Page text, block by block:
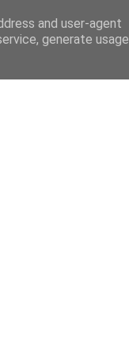
and user-agent
generate usage